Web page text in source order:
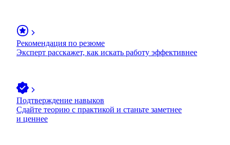
Рекомендация по резюме
Эксперт расскажет, как искать работу эффективнее
Подтверждение навыков
Сдайте теорию с практикой и станьте заметнее
и ценнее